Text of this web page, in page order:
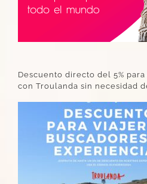
Descuento directo del 5%
con Troulanda sin necesidad